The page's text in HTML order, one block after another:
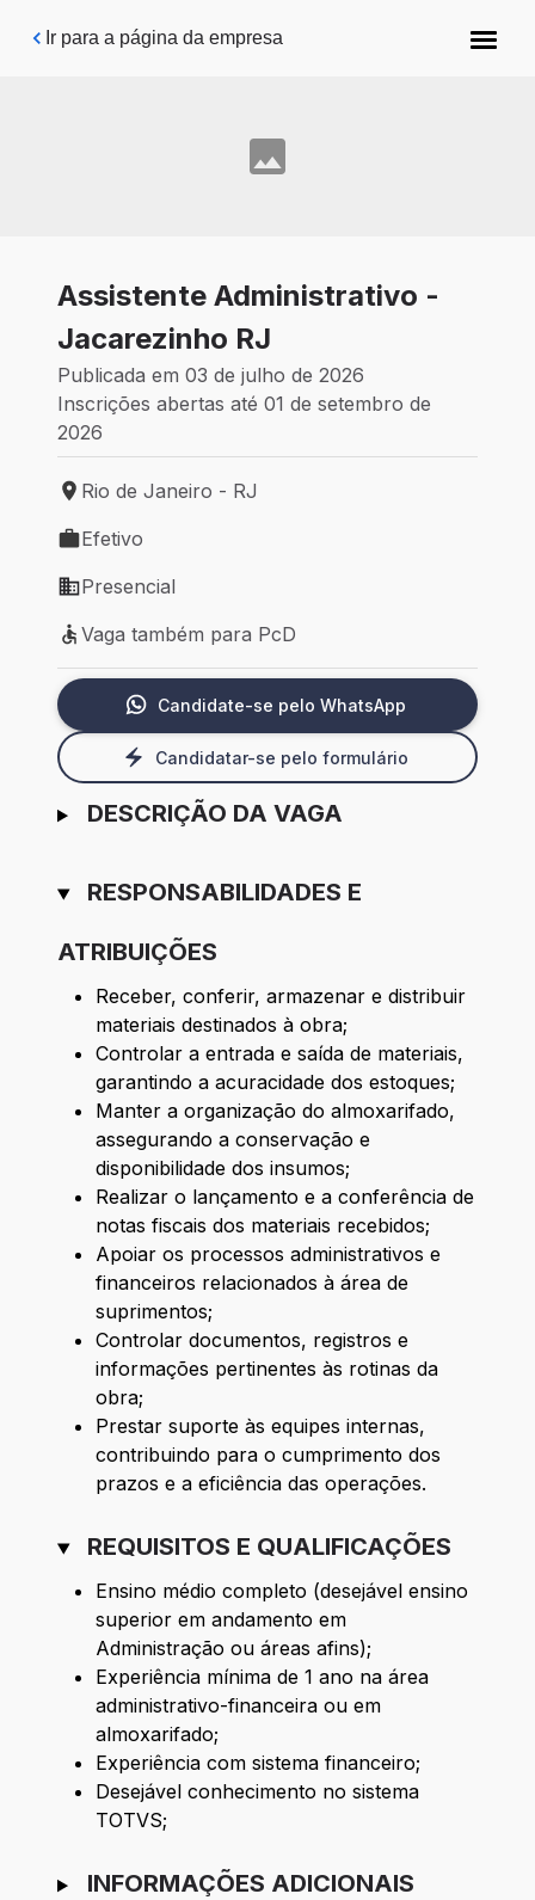
Pular para o conteúdo principal
Ir para a página da empresa
Assistente Administrativo -
Jacarezinho RJ
Publicada em 03 de julho de 2026
Inscrições abertas até 01 de setembro de
2026
Local de trabalho: Rio de Janeiro - RJ
Rio de Janeiro - RJ
Tipo de vaga: Efetivo
Efetivo
Modelo de trabalho: Presencial
Presencial
Vaga também para PcD
Vaga também para PcD
Candidate-se pelo WhatsApp
Candidatar-se pelo formulário
DESCRIÇÃO DA VAGA
RESPONSABILIDADES E
ATRIBUIÇÕES
Receber, conferir, armazenar e distribuir
materiais destinados à obra;
Controlar a entrada e saída de materiais,
garantindo a acuracidade dos estoques;
Manter a organização do almoxarifado,
assegurando a conservação e
disponibilidade dos insumos;
Realizar o lançamento e a conferência de
notas fiscais dos materiais recebidos;
Apoiar os processos administrativos e
financeiros relacionados à área de
suprimentos;
Controlar documentos, registros e
informações pertinentes às rotinas da
obra;
Prestar suporte às equipes internas,
contribuindo para o cumprimento dos
prazos e a eficiência das operações.
REQUISITOS E QUALIFICAÇÕES
Ensino médio completo (desejável ensino
superior em andamento em
Administração ou áreas afins);
Experiência mínima de 1 ano na área
administrativo-financeira ou em
almoxarifado;
Experiência com sistema financeiro;
Desejável conhecimento no sistema
TOTVS;
INFORMAÇÕES ADICIONAIS